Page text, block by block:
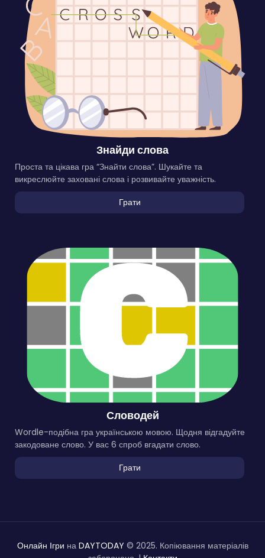
Знайди слова
Проста та цікава гра “Знайти слова”. Шукайте та
викреслюйте заховані слова і розвивайте уважність.
Грати
Словодей
Wordle-подібна гра українською мовою. Щодня відгадуйте
закодоване слово. У вас 6 спроб вгадати слово.
Грати
Онлайн Ігри на DAYTODAY © 2025. Копіювання матеріалів